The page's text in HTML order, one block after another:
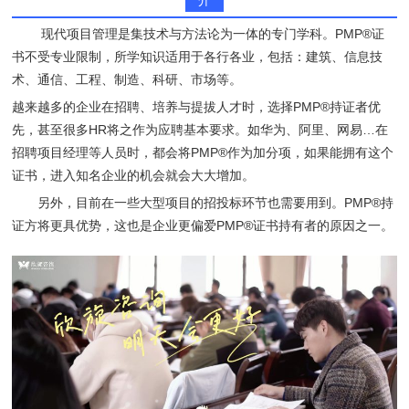
现代项目管理是集技术与方法论为一体的专门学科。PMP®证
书不受专业限制，所学知识适用于各行各业，包括：建筑、信息技
术、通信、工程、制造、科研、市场等。
越来越多的企业在招聘、培养与提拔人才时，选择PMP®持证者优
先，甚至很多HR将之作为应聘基本要求。如华为、阿里、网易…在
招聘项目经理等人员时，都会将PMP®作为加分项，如果能拥有这个
证书，进入知名企业的机会就会大大增加。
另外，目前在一些大型项目的招投标环节也需要用到。PMP®持
证方将更具优势，这也是企业更偏爱PMP®证书持有者的原因之一。